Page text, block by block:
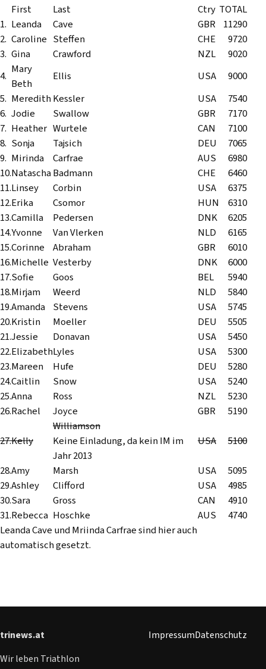
First
Last Ctry TOTAL
1. Leanda Cave GBR 11290
2. Caroline Steffen CHE
9720
3. Gina Crawford NZL
9020
4. Mary
Beth
Ellis USA
9000
5. MeredithKessler USA
7540
6. Jodie Swallow GBR
7170
7. Heather Wurtele CAN
7100
8. Sonja Tajsich DEU
7065
9. Mirinda Carfrae AUS
6980
10.NataschaBadmann CHE
6460
11.Linsey Corbin USA
6375
12.Erika Csomor HUN
6310
13.Camilla Pedersen DNK
6205
14.Yvonne Van Vlerken NLD
6165
15.Corinne Abraham GBR
6010
16.Michelle Vesterby DNK
6000
17.Sofie Goos BEL
5940
18.Mirjam Weerd NLD
5840
19.Amanda Stevens USA
5745
20.Kristin Moeller DEU
5505
21.Jessie Donavan USA
5450
22.ElizabethLyles USA
5300
23.Mareen Hufe DEU
5280
24.Caitlin Snow USA
5240
25.Anna Ross NZL
5230
26.Rachel Joyce GBR 5190
27.Kelly
Williamson
Keine Einladung, da kein IM im
Jahr 2013
USA 5100
28.Amy Marsh USA
5095
29.Ashley Clifford USA
4985
30.Sara Gross CAN
4910
31.Rebecca Hoschke AUS
4740
Leanda Cave und Mriinda Carfrae sind hier auch
automatisch gesetzt.
trinews.at
Wir leben Triathlon
ImpressumDatenschutz